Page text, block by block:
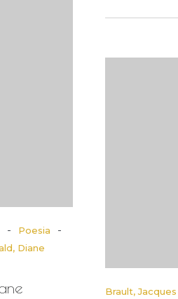
- Poesia -
Diane
Brault, Jacques